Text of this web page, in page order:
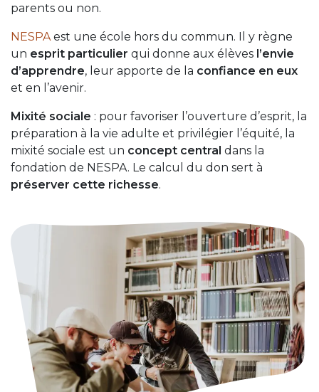
parents ou non.
NESPAest une école hors du commun. Il y règne
un esprit particulier qui donne aux élèves l’envie
d’apprendre, leur apporte de la confiance en eux
et en l’avenir.
Mixité sociale : pour favoriser l’ouverture d’esprit, la
préparation à la vie adulte et privilégier l’équité, la
mixité sociale est un concept central dans la
fondation de NESPA. Le calcul du don sert à
préserver cette richesse.